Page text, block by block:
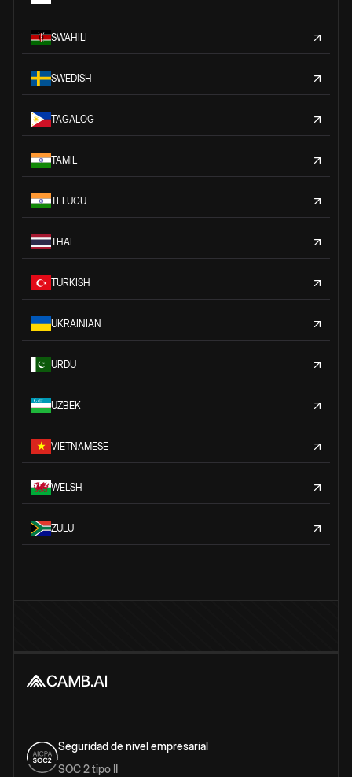
SWAHILI
SWEDISH
TAGALOG
TAMIL
TELUGU
THAI
TURKISH
UKRAINIAN
URDU
UZBEK
VIETNAMESE
WELSH
ZULU
Seguridad de nivel empresarial
SOC 2 tipo II